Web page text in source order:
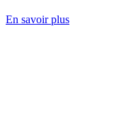
En savoir plus